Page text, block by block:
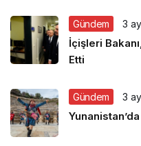
Gündem 3
İçişleri
Etti
Gündem 3